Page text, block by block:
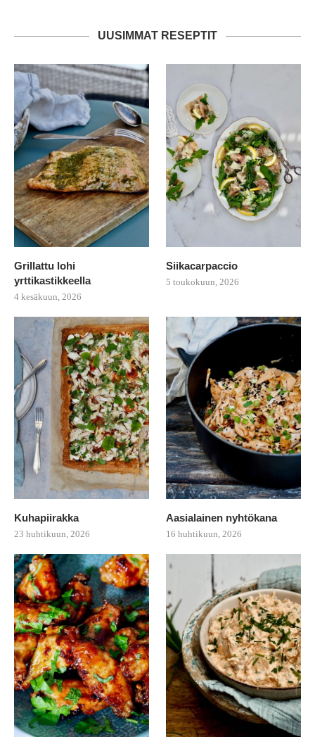
UUSIMMAT RESEPTIT
Grillattu lohi
yrttikastikkeella
4 kesäkuun, 2026
Siikacarpaccio
5 toukokuun, 2026
Kuhapiirakka
23 huhtikuun, 2026
Aasialainen nyhtökana
16 huhtikuun, 2026